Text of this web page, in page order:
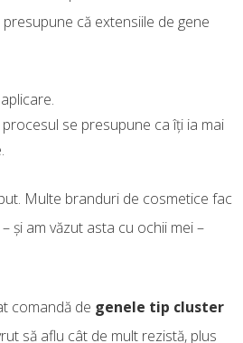
că extensiile de gene
se presupune ca îți ia mai
Multe branduri de cosmetice fac
și am văzut asta cu ochii mei –
comandă de genele tip cluster
să aflu cât de mult rezistă, plus